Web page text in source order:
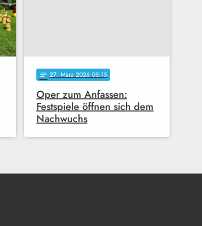
notes 27. März 2026 05:15
Oper zum Anfassen:
Festspiele öffnen sich dem
Nachwuchs